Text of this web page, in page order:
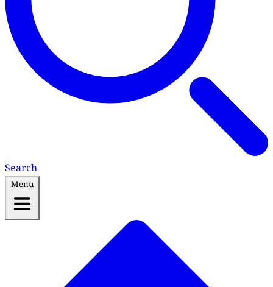
Search
Menu